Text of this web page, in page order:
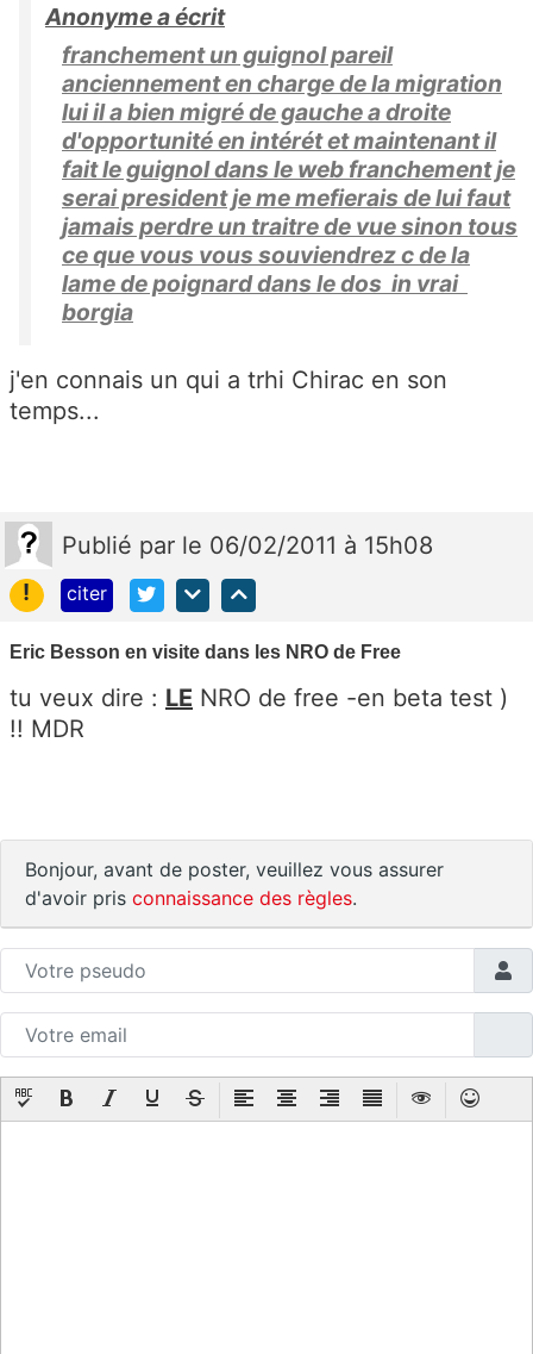
Anonyme a écrit
franchement un guignol pareil
anciennement en charge de la migration
lui il a bien migré de gauche a droite
d'opportunité en intérét et maintenant il
fait le guignol dans le web franchement je
serai president je me mefierais de lui faut
jamais perdre un traitre de vue sinon tous
ce que vous vous souviendrez c de la
lame de poignard dans le dos in vrai
borgia
j'en connais un qui a trhi Chirac en son
temps...
Publié par le 06/02/2011 à 15h08
!
citer
Eric Besson en visite dans les NRO de Free
tu veux dire : LE NRO de free -en beta test )
!! MDR
Bonjour, avant de poster, veuillez vous assurer
d'avoir pris connaissance des règles.